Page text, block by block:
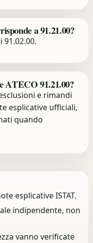
a 91.21.00?
ATECO 91.21.00?
e rimandi
esplicative ufficiali,
quando
esplicative ISTAT.
indipendente, non
vanno verificate